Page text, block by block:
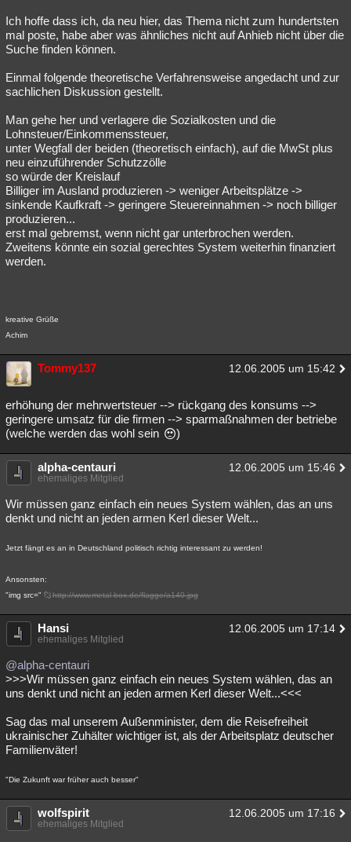
Ich hoffe dass ich, da neu hier, das Thema nicht zum hundertsten
mal poste, habe aber was ähnliches nicht auf Anhieb nicht über die
Suche finden können.
Einmal folgende theoretische Verfahrensweise angedacht und zur
sachlichen Diskussion gestellt.
Man gehe her und verlagere die Sozialkosten und die
Lohnsteuer/Einkommenssteuer,
unter Wegfall der beiden (theoretisch einfach), auf die MwSt plus
neu einzuführender Schutzzölle
so würde der Kreislauf
Billiger im Ausland produzieren -> weniger Arbeitsplätze ->
sinkende Kaufkraft -> geringere Steuereinnahmen -> noch billiger
produzieren...
erst mal gebremst, wenn nicht gar unterbrochen werden.
Zweitens könnte ein sozial gerechtes System weiterhin finanziert
werden.
kreative Grüße
Achim
Tommy137 12.06.2005 um 15:42
erhöhung der mehrwertsteuer --> rückgang des konsums -->
geringere umsatz für die firmen --> sparmaßnahmen der betriebe
(welche werden das wohl sein
)
alpha-centauri 12.06.2005 um 15:46
ehemaliges Mitglied
Wir müssen ganz einfach ein neues System wählen, das an uns
denkt und nicht an jeden armen Kerl dieser Welt...
Jetzt fängt es an in Deutschland politisch richtig interessant zu werden!
Ansonsten:
"img src="
http://www.metal-box.de/flagge/a140.jpg
Hansi 12.06.2005 um 17:14
ehemaliges Mitglied
@alpha-centauri
>>>Wir müssen ganz einfach ein neues System wählen, das an
uns denkt und nicht an jeden armen Kerl dieser Welt...<<<
Sag das mal unserem Außenminister, dem die Reisefreiheit
ukrainischer Zuhälter wichtiger ist, als der Arbeitsplatz deutscher
Familienväter!
"Die Zukunft war früher auch besser"
wolfspirit 12.06.2005 um 17:16
ehemaliges Mitglied